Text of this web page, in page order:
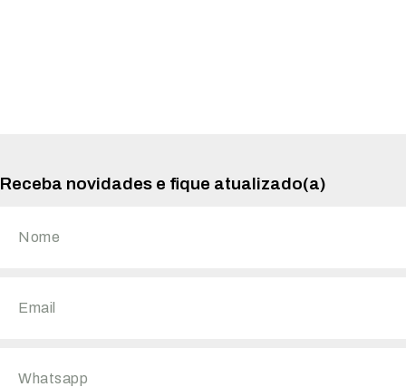
Receba novidades e fique atualizado(a)